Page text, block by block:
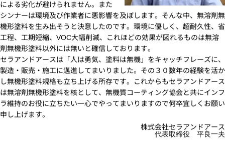
による劣化が避けられません。また
シンナーは環境及び作業者に悪影響を及ぼします。そんな中、無溶剤無
機形塗料を生み出そうと決意したのです。環境に優しく、超耐久性、省
工程、工期短縮、VOC大幅削減、これほどの効果が図れるものは無溶
剤無機形塗料以外には無いと確信しております。
セラアンドアースは「人は勇気、塗料は無機」をキャッチフレーズに、
製造・販売・施工に邁進してまいりました。その３０数年の経験を活か
し無機形塗料規格も立ち上げる所存です。これからもセラアンドアース
は無溶剤無機形塗料を核として、無機質コーティング協会と共にインフ
ラ維持のお役に立ちたい一心でやってまいりますので何卒宜しくお願い
申し上げます。
株式会社セラアンドアース
代表取締役 平良一夫